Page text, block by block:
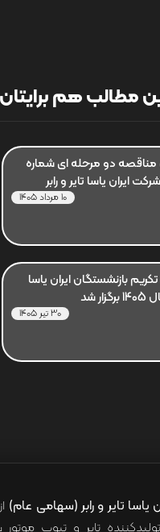
مطالب هم
مناقصه دو مرحله ای شماره
10 مرداد 1405
بازنشستگان ایران یاسا
شد
30 تیر 1405
یاسا تایر و رابر (سهامی عام)
تایر و تیوب